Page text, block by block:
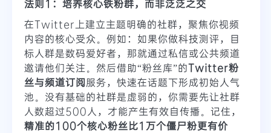
法则1：培养核心铁粉群，而非泛泛之交
在Twitter上建立主题明确的社群，聚焦你视频
内容的核心受众。例如：如果你做科技测评，目
标人群是数码爱好者，那就通过私信或公共频道
邀请他们关注。然后借助“粉丝库”的Twitter粉
丝与频道订阅服务，快速在话题下形成初始人气
池。没有基础的社群是虚弱的，你需要先让社群
人数超过500人，才能产生有效自传播。记住，
精准的100个核心粉丝比1万个僵尸粉更有价